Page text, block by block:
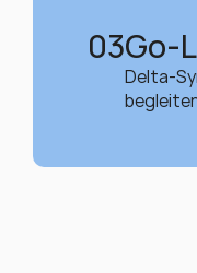
03Go-
Delta-